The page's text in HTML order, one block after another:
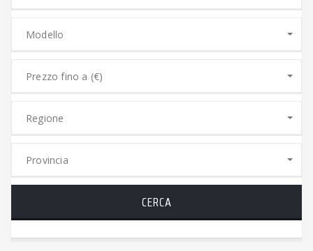
Modello
Prezzo fino a (€)
Regione
Provincia
CERCA